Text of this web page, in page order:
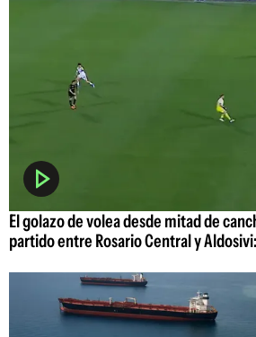
El golazo de volea desde mitad de
partido entre Rosario Central y